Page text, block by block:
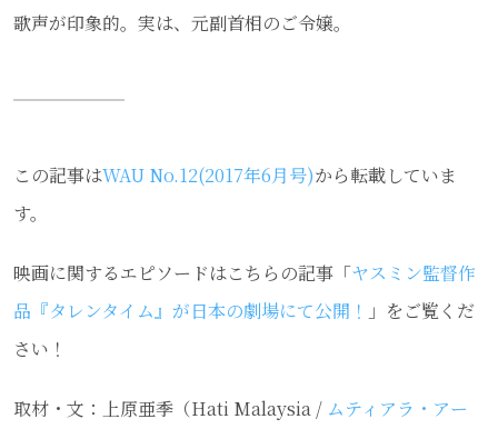
歌声が印象的。実は、元副首相のご令嬢。
この記事はWAU No.12(2017年6月号)から転載していま
す。
映画に関するエピソードはこちらの記事「ヤスミン監督作
品『タレンタイム』が日本の劇場にて公開！ 」をご覧くだ
さい！
取材・文：上原亜季（Hati Malaysia / ムティアラ・アー